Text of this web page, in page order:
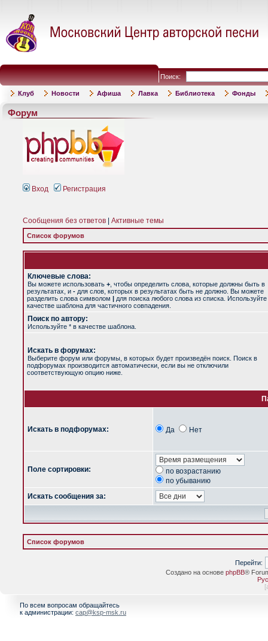
Поиск:
Клуб Новости Афиша Лавка Библиотека Фонды
Форум
Вход Регистрация
Сообщения без ответов Активные темы
Список форумов
Ключевые слова:
Вы можете использовать + , чтобы определить слова, которые должны быть в
результатах, и - для слов, которых в результатах быть не должно. Вы можете
разделить слова символом | для поиска любого слова из списка. Используйте
качестве шаблона для частичного совпадения.
Поиск по автору:
Используйте * в качестве шаблона.
Искать в форумах:
Выберите форум или форумы, в которых будет произведён поиск. Поиск в
подфорумах производится автоматически, если вы не отключили
соответствующую опцию ниже.
Искать в подфорумах: Да Нет
Поле сортировки:
по возрастанию
по убыванию
Искать сообщения за:
Список форумов
Перейти:
Создано на основе phpBB®
[
По всем вопросам обращайтесь
к администрации: cap@ksp-msk.ru